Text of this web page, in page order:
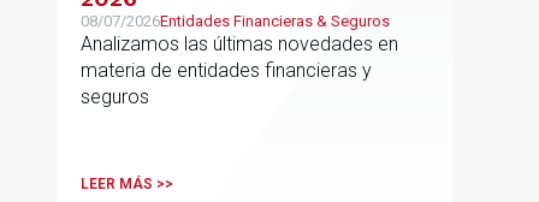
08/07/2026Entidades Financieras & Seguros
Analizamos las últimas novedades en
materia de entidades financieras y
seguros
LEER MÁS >>